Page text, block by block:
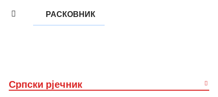
РАСКОВНИК
Српски рјечник